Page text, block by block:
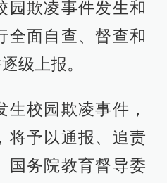
园欺凌事件发生和
全面自查、督查和
级上报。
校园欺凌事件，
将予以通报、追责
国务院教育督导委